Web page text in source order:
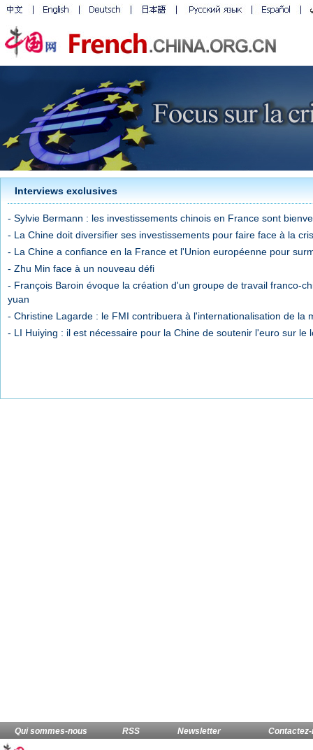
Interviews exclusives
- Sylvie Bermann : les investissements chinois en France sont
- La Chine doit diversifier ses investissements pour faire face à la
- La Chine a confiance en la France et l'Union européenne pour
- Zhu Min face à un nouveau défi
- François Baroin évoque la création d'un groupe de travail franco-
yuan
- Christine Lagarde : le FMI contribuera à l'internationalisation de la
- LI Huiying : il est nécessaire pour la Chine de soutenir l'euro sur le